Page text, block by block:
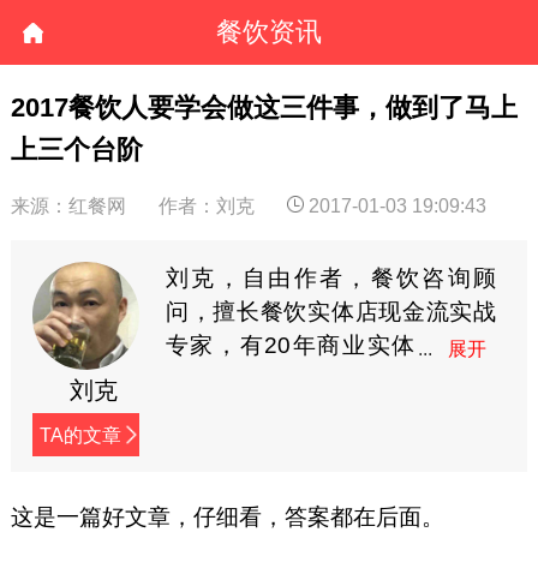
餐饮资讯
2017餐饮人要学会做这三件事，做到了马上
上三个台阶
来源：红餐网 作者：刘克 2017-01-03 19:09:43
刘克
TA的文章
刘克，自由作者，餐饮咨询顾
问，擅长餐饮实体店现金流实战
专家，有20年商业实体
这是一篇好文章，仔细看，答案都在后面。